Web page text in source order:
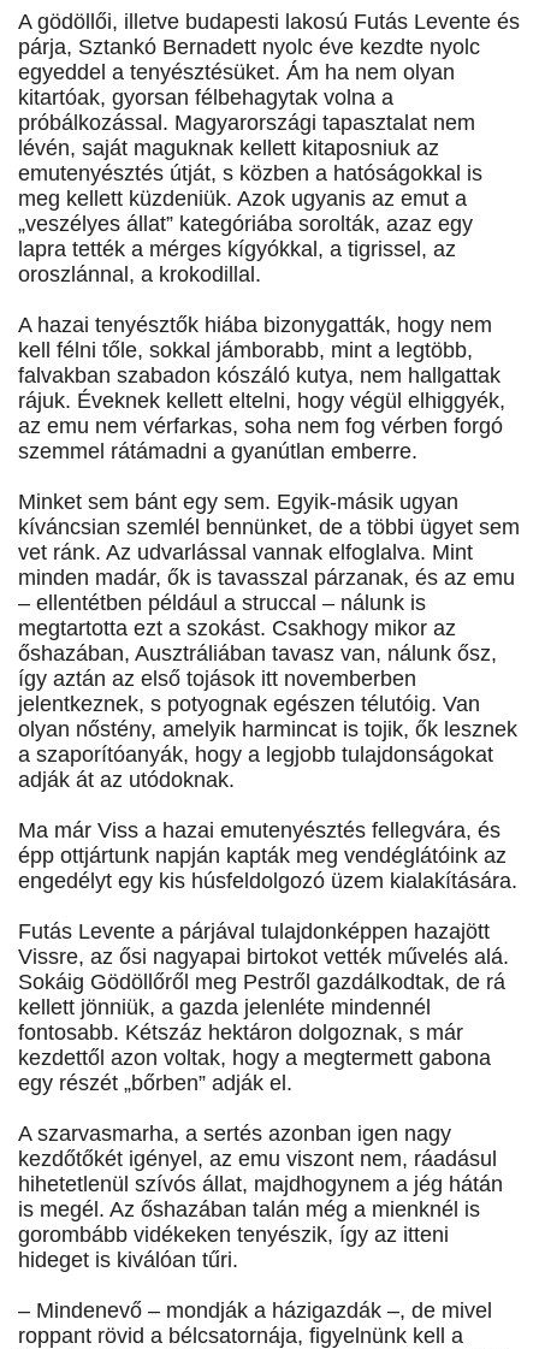
A gödöllői, illetve budapesti lakosú Futás Levente és
párja, Sztankó Bernadett nyolc éve kezdte nyolc
egyeddel a tenyésztésüket. Ám ha nem olyan
kitartóak, gyorsan félbehagytak volna a
próbálkozással. Magyarországi tapasztalat nem
lévén, saját maguknak kellett kitaposniuk az
emutenyésztés útját, s közben a hatóságokkal is
meg kellett küzdeniük. Azok ugyanis az emut a
„veszélyes állat” kategóriába sorolták, azaz egy
lapra tették a mérges kígyókkal, a tigrissel, az
oroszlánnal, a krokodillal.
A hazai tenyésztők hiába bizonygatták, hogy nem
kell félni tőle, sokkal jámborabb, mint a legtöbb,
falvakban szabadon kószáló kutya, nem hallgattak
rájuk. Éveknek kellett eltelni, hogy végül elhiggyék,
az emu nem vérfarkas, soha nem fog vérben forgó
szemmel rátámadni a gyanútlan emberre.
Minket sem bánt egy sem. Egyik-másik ugyan
kíváncsian szemlél bennünket, de a többi ügyet sem
vet ránk. Az udvarlással vannak elfoglalva. Mint
minden madár, ők is tavasszal párzanak, és az emu
– ellentétben például a struccal – nálunk is
megtartotta ezt a szokást. Csakhogy mikor az
őshazában, Ausztráliában tavasz van, nálunk ősz,
így aztán az első tojások itt novemberben
jelentkeznek, s potyognak egészen télutóig. Van
olyan nőstény, amelyik harmincat is tojik, ők lesznek
a szaporítóanyák, hogy a legjobb tulajdonságokat
adják át az utódoknak.
Ma már Viss a hazai emutenyésztés fellegvára, és
épp ottjártunk napján kapták meg vendéglátóink az
engedélyt egy kis húsfeldolgozó üzem kialakítására.
Futás Levente a párjával tulajdonképpen hazajött
Vissre, az ősi nagyapai birtokot vették művelés alá.
Sokáig Gödöllőről meg Pestről gazdálkodtak, de rá
kellett jönniük, a gazda jelenléte mindennél
fontosabb. Kétszáz hektáron dolgoznak, s már
kezdettől azon voltak, hogy a megtermett gabona
egy részét „bőrben” adják el.
A szarvasmarha, a sertés azonban igen nagy
kezdőtőkét igényel, az emu viszont nem, ráadásul
hihetetlenül szívós állat, majdhogynem a jég hátán
is megél. Az őshazában talán még a mienknél is
gorombább vidékeken tenyészik, így az itteni
hideget is kiválóan tűri.
– Mindenevő – mondják a házigazdák –, de mivel
roppant rövid a bélcsatornája, figyelnünk kell a